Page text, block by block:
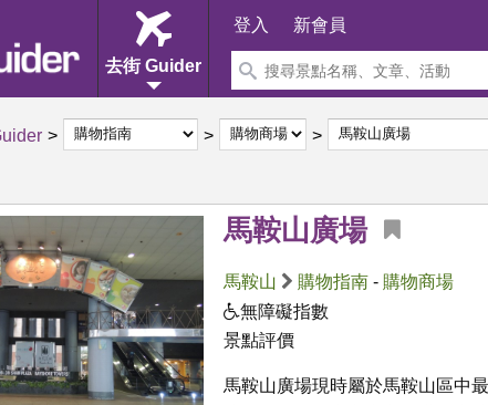
去街 Guider
登入 新會員
馬鞍山廣場
馬鞍山 購物指南 - 購物商場
無障礙指數
景點評價
馬鞍山廣場現時屬於馬鞍山區中